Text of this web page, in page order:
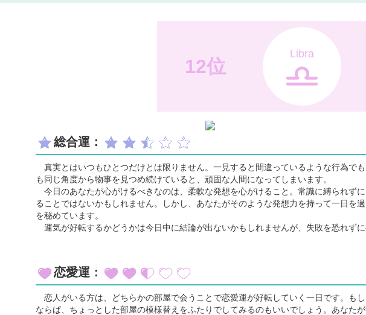
12位
Libra
総合運：
真実とはいつもひとつだけとは限りません。一見すると間違っているような行為で
も同じ角度から物事を見つめ続けていると、頑固な人間になってしまいます。
今日のあなたが心がけるべきなのは、柔軟な発想を心がけること。常識に縛られず
ることではないかもしれません。しかし、あなたがそのような発想力を持って一日を
を秘めています。
運気が好転するかどうかは今日中に結論が出ないかもしれませんが、失敗を恐れずに
恋愛運：
恋人がいる方は、どちらかの部屋で会うことで恋愛運が好転していく一日です。も
ならば、ちょっとした部屋の模様替えをふたりでしてみるのもいいでしょう。あなた